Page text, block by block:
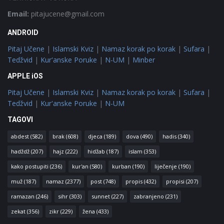
Email: pitajucene@gmail.com
ANDROID
Pitaj Učene | Islamski Kviz | Namaz korak po korak | Sufara |
Tedžvid | Kur'anske Poruke | N-UM | Minber
APPLE iOS
Pitaj Učene | Islamski Kviz | Namaz korak po korak | Sufara |
Tedžvid | Kur'anske Poruke | N-UM
TAGOVI
abdest (582) brak (608) djeca (189) dova (490) hadis (340)
hadždž (207) hajz (222) hidžab (187) islam (353)
kako postupiti (236) kur'an (580) kurban (190) liječenje (190)
muž (187) namaz (2377) post (748) propis (432) propisi (207)
ramazan (246) sihr (303) sunnet (227) zabranjeno (231)
zekat (356) zikr (229) žena (433)